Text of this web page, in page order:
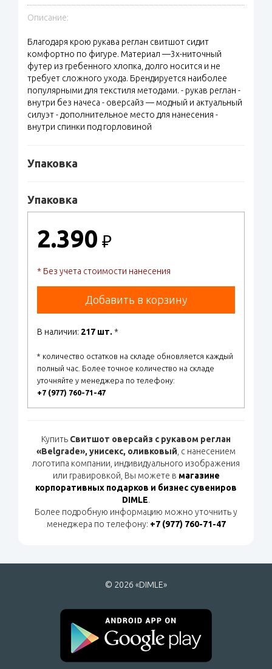
Описание:
Благодаря крою рукава реглан свитшот сидит
комфортно по фигуре. Материал —3х-ниточный
футер из гребенного хлопка, долго носится и не
требует сложного ухода. Брендируется наиболее
популярными для текстиля методами. - рукав реглан -
внутри без начеса - оверсайз — модный и актуальный
силуэт - дополнительное место для нанесения -
внутри спинки под горловиной
Упаковка
Упаковка
2.390 ₽
* Без учета стоимости нанесения
Добавить в корзину
В наличии: 217 шт. *
* количество остатков на складе обновляется каждый
полный час. Более точное количество на складе
уточняйте у менеджера по телефону:
+7 (977) 760-71-47
Купить Свитшот оверсайз с рукавом реглан
«Belgrade», унисекс, оливковый, с нанесением
логотипа компании, индивидуального изображения
или гравировкой, Вы можете в магазине
корпоративных подарков и бизнес сувениров
DIMLE.
Более подробную информацию можно уточнить у
менеджера по телефону: +7 (977) 760-71-47
© 2026 «DIMLE»